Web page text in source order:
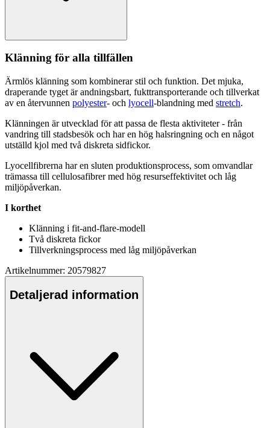
Klänning för alla tillfällen
Ärmlös klänning som kombinerar stil och funktion. Det mjuka,
draperande tyget är andningsbart, fukttransporterande och tillverkat
av en återvunnen polyester- och lyocell-blandning med stretch.
Klänningen är utvecklad för att passa de flesta aktiviteter - från
vandring till stadsbesök och har en hög halsringning och en något
utställd kjol med två diskreta sidfickor.
Lyocellfibrerna har en sluten produktionsprocess, som omvandlar
trämassa till cellulosafibrer med hög resurseffektivitet och låg
miljöpåverkan.
I korthet
Klänning i fit-and-flare-modell
Två diskreta fickor
Tillverkningsprocess med låg miljöpåverkan
Artikelnummer: 20579827
Detaljerad information